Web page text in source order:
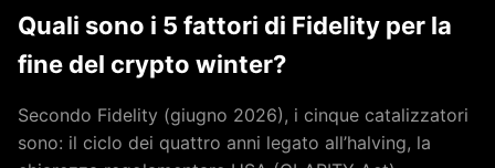
Quali sono i 5 fattori di Fidelity per la
fine del crypto winter?
Secondo Fidelity (giugno 2026), i cinque catalizzatori
sono: il ciclo dei quattro anni legato all’halving, la